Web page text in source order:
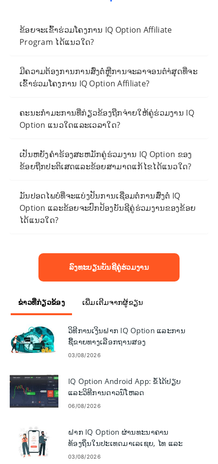
ຂ້ອຍຈະເຂົ້າຮ່ວມໂຄງການ IQ Option Affiliate
Program ໄດ້ແນວໃດ?
ມີຄວາມຕ້ອງການການສົ່ງຕໍ່ຫຼືການຈະລາຈອນຕໍາ່ສຸດທີ່ຈະ
ເຂົ້າຮ່ວມໂຄງການ IQ Option Affiliate?
ຄະນະກໍາມະການທີ່ກ່ຽວຂ້ອງຖືກຈ່າຍໃຫ້ຄູ່ຮ່ວມງານ IQ
Option ແນວໃດແລະເວລາໃດ?
ເປັນຫຍັງຄໍາຮ້ອງສະຫມັກຄູ່ຮ່ວມງານ IQ Option ຂອງ
ຂ້ອຍຖືກປະຕິເສດແລະຂ້ອຍສາມາດແກ້ໄຂໄດ້ແນວໃດ?
ມັນປອດໄພບໍທີ່ຈະແບ່ງປັນການເຊື່ອມຕໍ່ການສົ່ງຕໍ່ IQ
Option ແລະຂ້ອຍຈະປົກປ້ອງບັນຊີຄູ່ຮ່ວມງານຂອງຂ້ອຍ
ໄດ້ແນວໃດ?
ລົງທະບຽນບັນຊີຄູ່ຮ່ວມງານ
ຂ່າວທີ່ກ່ຽວຂ້ອງ ເພີ່ມເຕີມຈາກຜູ້ຂຽນ
ວິທີການເງິນຝາກ IQ Option ແລະການ
ຊື້ຂາຍທາງເລືອກຖານສອງ
03/08/2026
IQ Option Android App: ຂໍ້ໄດ້ປຽບ
ແລະວິທີການດາວນ໌ໂຫລດ
06/08/2026
ຝາກ IQ Option ຜ່ານທະນາຄານ
ທ້ອງຖິ່ນໃນປະເທດມາເລເຊຍ, ໄທ ແລະ
ລາວ
03/08/2026